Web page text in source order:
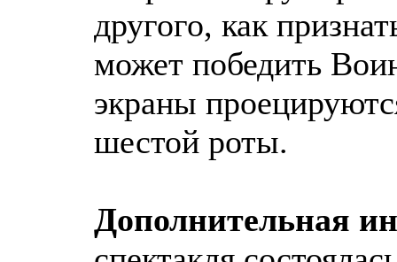
другого, как
может победить
экраны
шестой роты.
Дополнительная